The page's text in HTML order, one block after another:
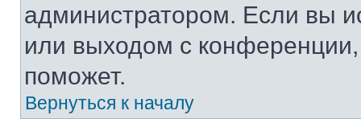
администратором. Если вы
или выходом с
поможет.
Вернуться к началу